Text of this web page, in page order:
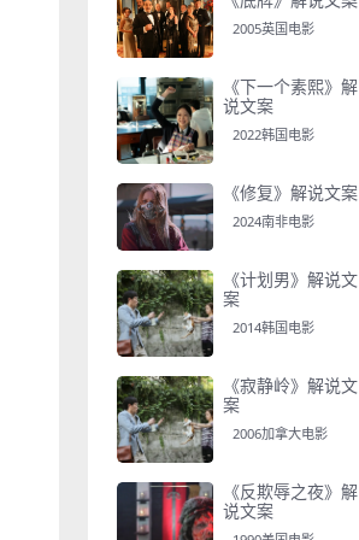
2005英国电影
《下一个素熙》解
说文案
2022韩国电影
《修复》解说文案
2024南非电影
《计划男》解说文
案
2014韩国电影
《寂静岭》解说文
案
2006加拿大电影
《反欺辱之夜》解
说文案